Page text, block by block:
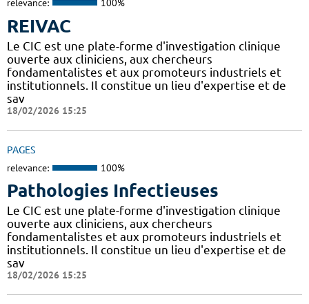
relevance: 100%
REIVAC
Le CIC est une plate-forme d'investigation clinique
ouverte aux cliniciens, aux chercheurs
fondamentalistes et aux promoteurs industriels et
institutionnels. Il constitue un lieu d'expertise et de
sav
18/02/2026 15:25
PAGES
relevance: 100%
Pathologies Infectieuses
Le CIC est une plate-forme d'investigation clinique
ouverte aux cliniciens, aux chercheurs
fondamentalistes et aux promoteurs industriels et
institutionnels. Il constitue un lieu d'expertise et de
sav
18/02/2026 15:25